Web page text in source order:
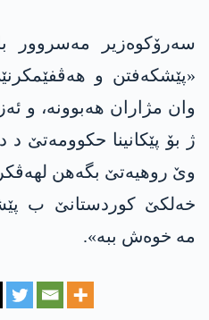
سەرۆکوەزیر مەسروور
«پێشکەفتن و
وان مژاران هەبوونە، و
ژ بۆ پێکانینا حكوومه‌تێ
وێ روهیەتێ بگەهن
خەلکێ کوردستانێ ب
مە خوەش ببە».